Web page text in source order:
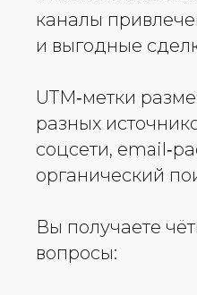
каналы
и выгодные
UTM‑метки
разных
соцсети,
органический
Вы получаете
вопросы: